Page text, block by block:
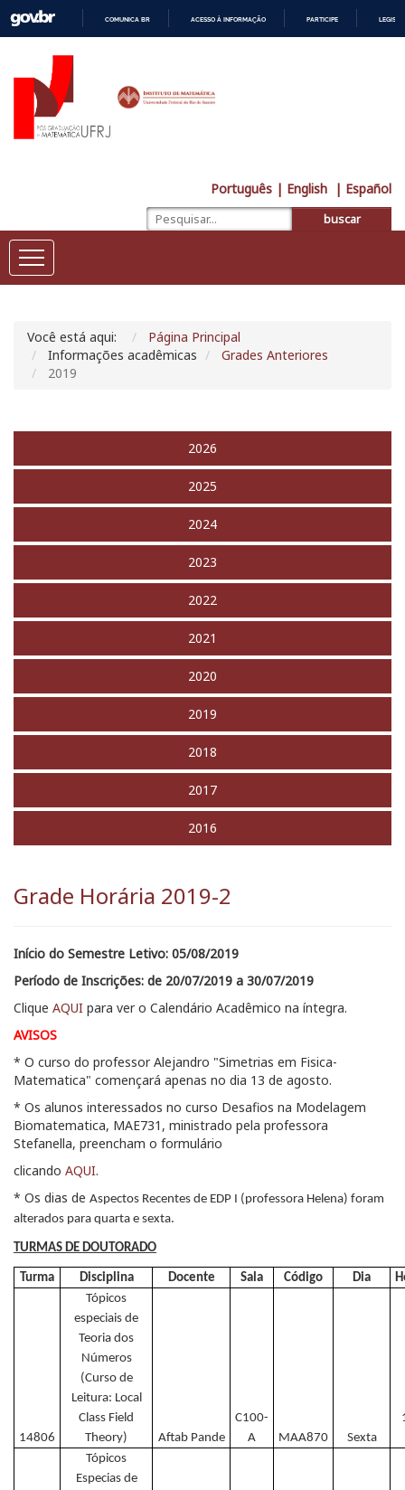
COMUNICA BR ACESSO À INFORMAÇÃO PARTICIPE
Português | English | Español
buscar
Você está aqui:
Página Principal
Informações acadêmicas
Grades Anteriores
2019
2026
2025
2024
2023
2022
2021
2020
2019
2018
2017
2016
Grade Horária 2019-2
Início do Semestre Letivo: 05/08/2019
Período de Inscrições: de 20/07/2019 a 30/07/2019
Clique AQUI para ver o Calendário Acadêmico na íntegra.
AVISOS
* O curso do professor Alejandro "Simetrias em Fisica-
Matematica" començará apenas no dia 13 de agosto.
* Os alunos interessados no curso Desafios na Modelagem
Biomatematica, MAE731, ministrado pela professora
Stefanella, preencham o formulário
clicando AQUI.
* Os dias de Aspectos Recentes de EDP I (professora Helena) foram
alterados para quarta e sexta.
TURMAS DE DOUTORADO
Turma Disciplina Docente Sala Código Dia
14806
Tópicos
especiais de
Teoria dos
Números
(Curso de
Leitura: Local
Class Field
Theory)
Aftab Pande
C100-
A
MAA870 Sexta
Tópicos
Especias de